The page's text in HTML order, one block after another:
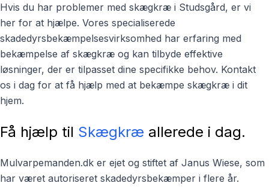
Hvis du har problemer med skægkræ i Studsgård, er vi
her for at hjælpe. Vores specialiserede
skadedyrsbekæmpelsesvirksomhed har erfaring med
bekæmpelse af skægkræ og kan tilbyde effektive
løsninger, der er tilpasset dine specifikke behov. Kontakt
os i dag for at få hjælp med at bekæmpe skægkræ i dit
hjem.
Få hjælp til Skægkræ allerede i dag.
Mulvarpemanden.dk er ejet og stiftet af Janus Wiese, som
har været autoriseret skadedyrsbekæmper i flere år.